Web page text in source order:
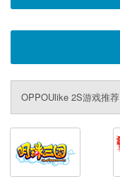
OPPOUlike 2S游戏推荐